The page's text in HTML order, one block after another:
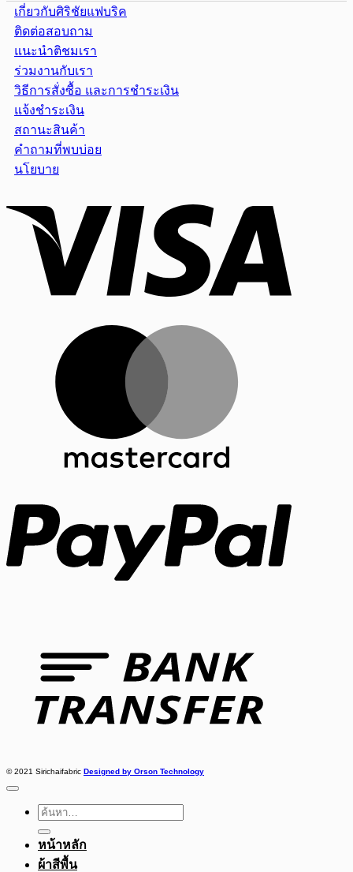
เกี่ยวกับศิริชัยแฟบริค
ติดต่อสอบถาม
แนะนำติชมเรา
ร่วมงานกับเรา
วิธีการสั่งซื้อ และการชำระเงิน
แจ้งชำระเงิน
สถานะสินค้า
คำถามที่พบบ่อย
นโยบาย
© 2021 Sirichaifabric Designed by Orson Technology
ค้นหา:
หน้าหลัก
ผ้าสีพื้น